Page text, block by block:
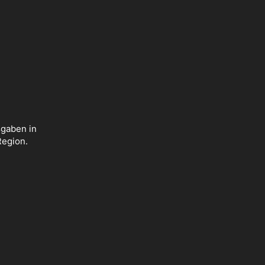
in